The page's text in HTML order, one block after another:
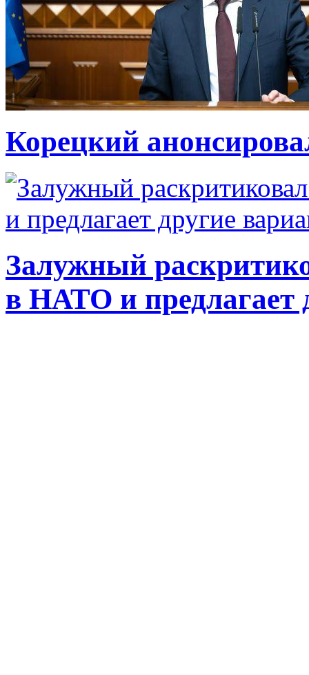
Корецкий
Залужный
в НАТО и предлагает